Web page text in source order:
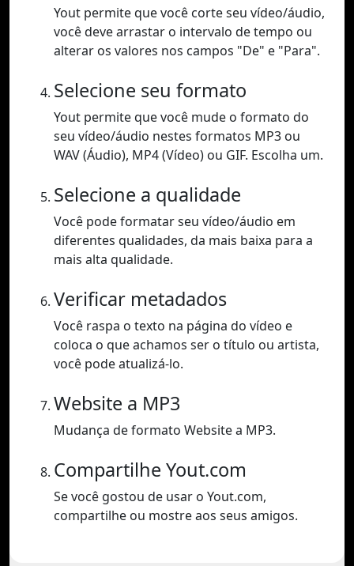
Yout permite que você corte seu vídeo/áudio,
você deve arrastar o intervalo de tempo ou
alterar os valores nos campos "De" e "Para".
Selecione seu formato
Yout permite que você mude o formato do
seu vídeo/áudio nestes formatos MP3 ou
WAV (Áudio), MP4 (Vídeo) ou GIF. Escolha um.
Selecione a qualidade
Você pode formatar seu vídeo/áudio em
diferentes qualidades, da mais baixa para a
mais alta qualidade.
Verificar metadados
Você raspa o texto na página do vídeo e
coloca o que achamos ser o título ou artista,
você pode atualizá-lo.
Website a MP3
Mudança de formato Website a MP3.
Compartilhe Yout.com
Se você gostou de usar o Yout.com,
compartilhe ou mostre aos seus amigos.